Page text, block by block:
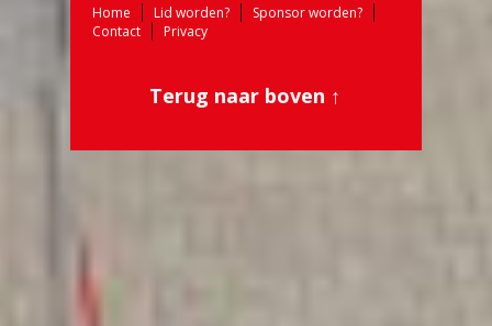
Home Lid worden?
Sponsor worden?
Contact
Privacy
Terug naar boven ↑